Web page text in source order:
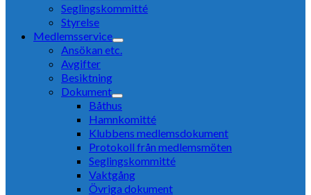
Seglingskommitté
Styrelse
Medlemsservice
Ansökan etc.
Avgifter
Besiktning
Dokument
Båthus
Hamnkomitté
Klubbens medlemsdokument
Protokoll från medlemsmöten
Seglingskommitté
Vaktgång
Övriga dokument